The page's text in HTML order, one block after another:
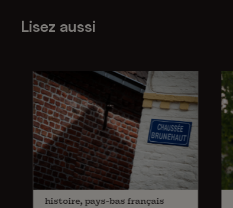
Lisez aussi
histoire, pays-bas français